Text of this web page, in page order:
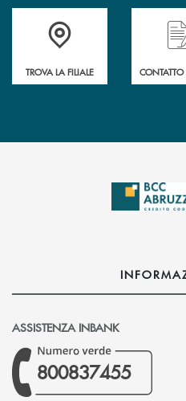
Accedi all' elenco completo delle
TROVA LA FILIALE CONTATTO
ASSISTENZA INBANK
800837455